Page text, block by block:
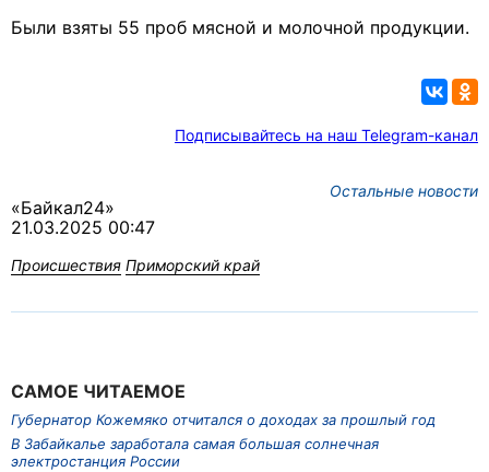
Были взяты 55 проб мясной и молочной продукции.
Подписывайтесь на наш Telegram-канал
Остальные новости
«Байкал24»
21.03.2025 00:47
Происшествия Приморский край
САМОЕ ЧИТАЕМОЕ
Губернатор Кожемяко отчитался о доходах за прошлый год
В Забайкалье заработала самая большая солнечная
электростанция России